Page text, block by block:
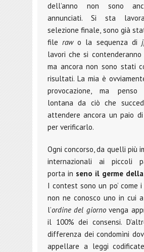
dell’anno non sono
annunciati. Si sta
selezione finale, sono già
filerawo la sequenza di
lavori che si
ma ancora non sono stati
risultati. La mia è
provocazione, ma
lontana da ciò che
attendere ancora un paio
per verificarlo.
Ogni concorso, da quelli più
internazionali ai piccoli
porta in seno il germe
I contest sono un po’ come i
non ne conosco uno in cui
l’ordine del giornovenga
il 100% dei consensi.
differenza dei condomìni
appellare a leggi